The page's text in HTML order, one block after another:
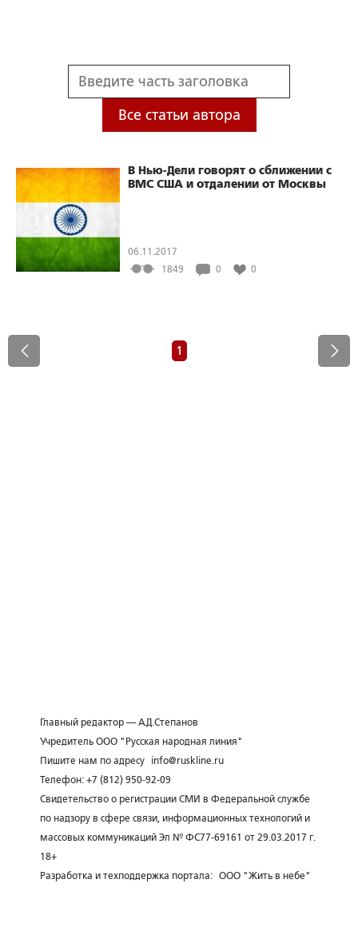
Все статьи автора
В Нью-Дели говорят о сближении с
ВМС США и отдалении от Москвы
06.11.2017
1849
0 0
1
Главный редактор — А.Д.Степанов
Учредитель ООО "Русская народная линия"
Пишите нам по адресу
info@ruskline.ru
Телефон: +7 (812) 950-92-09
Свидетельство о регистрации СМИ в Федеральной службе
по надзору в сфере связи, информационных технологий и
массовых коммуникаций Эл № ФС77-69161 от 29.03.2017 г.
18+
Разработка и техподдержка портала: ООО "Жить в небе"